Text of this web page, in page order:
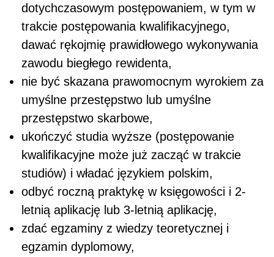
dotychczasowym postępowaniem, w tym w
trakcie postępowania kwalifikacyjnego,
dawać rękojmię prawidłowego wykonywania
zawodu biegłego rewidenta,
nie być skazana prawomocnym wyrokiem za
umyślne przestępstwo lub umyślne
przestępstwo skarbowe,
ukończyć studia wyższe (postępowanie
kwalifikacyjne może już zacząć w trakcie
studiów) i władać językiem polskim,
odbyć roczną praktykę w księgowości i 2-
letnią aplikację lub 3-letnią aplikację,
zdać egzaminy z wiedzy teoretycznej i
egzamin dyplomowy,